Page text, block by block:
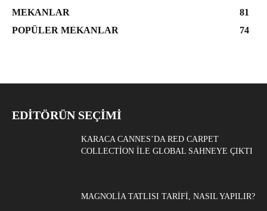
MEKANLAR
81
POPÜLER MEKANLAR
74
EDITÖRÜN SEÇIMI
KARACA CANNES’DA RED CARPET
COLLECTION ILE GLOBAL SAHNEYE ÇIKTI
MAGNOLIA TATLISI TARIFI, NASIL YAPILIR?